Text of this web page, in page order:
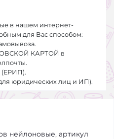
нейлоновые, артикул
в нашем интернет-
для Вас способом:
КАРТОЙ в
(ЕРИП).
юридических лиц и ИП).